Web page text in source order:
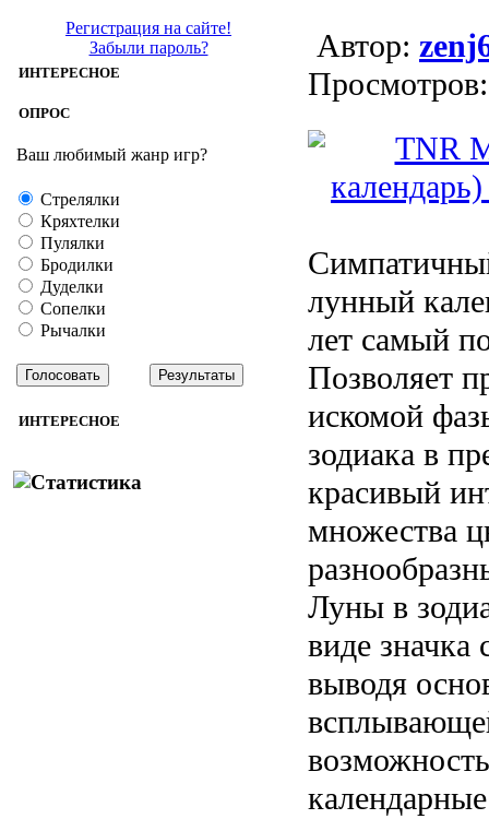
Регистрация на сайте!
Забыли пароль?
ИНТЕРЕСНОЕ
ОПРОС
Ваш любимый жанр игр?
Стрелялки
Кряхтелки
Пулялки
Бродилки
Дуделки
Сопелки
Рычалки
ИНТЕРЕСНОЕ
Aвтор:
лунный
лет самый
Позволяет
искомой
зодиака в
красивый
множества
Луны в
виде значка
выводя